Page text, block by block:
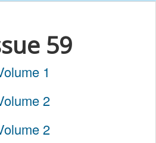
59
1
2
2